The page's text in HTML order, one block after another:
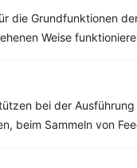
die Grundfunktionen
Weise
bei der
beim Sammeln von